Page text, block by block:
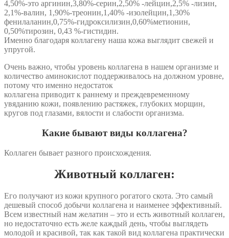
4,50%-это аргинин,3,80%-серин,2,50% -лейцин,2,5% -лизин,
2,1%-валин, 1,90%-треонин,1,40% -изолейцин,1,30%
фенилаланин,0,75%-гидроксилизин,0,60%метионин,
0,50%тирозин, 0,43 %-гистидин.
Именно благодаря коллагену наша кожа выглядит свежей и
упругой.
Очень важно, чтобы уровень коллагена в нашем организме и
количество аминокислот поддерживалось на должном уровне,
потому что именно недостаток
коллагена приводит к раннему и преждевременному
увяданию кожи, появлению растяжек, глубоких морщин,
кругов под глазами, вялости и слабости организма.
Какие бывают виды коллагена?
Коллаген бывает разного происхождения.
Животный коллаген:
Его получают из кожи крупного рогатого скота. Это самый
дешевый способ добычи коллагена и наименее эффективный.
Всем известный нам желатин – это и есть животный коллаген,
но недостаточно есть желе каждый день, чтобы выглядеть
молодой и красивой, так как такой вид коллагена практически